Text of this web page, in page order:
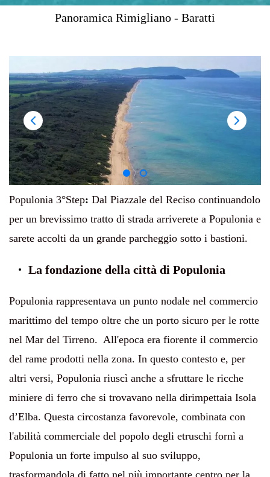
Panoramica Rimigliano - Baratti
Populonia 3°Step: Dal Piazzale del Reciso continuandolo
per un brevissimo tratto di strada arriverete a Populonia e
sarete accolti da un grande parcheggio sotto i bastioni.
La fondazione della città di Populonia
Populonia rappresentava un punto nodale nel commercio
marittimo del tempo oltre che un porto sicuro per le rotte
nel Mar del Tirreno. All'epoca era fiorente il commercio
del rame prodotti nella zona. In questo contesto e, per
altri versi, Populonia riuscì anche a sfruttare le ricche
miniere di ferro che si trovavano nella dirimpettaia Isola
d’Elba. Questa circostanza favorevole, combinata con
l'abilità commerciale del popolo degli etruschi fornì a
Populonia un forte impulso al suo sviluppo,
trasformandola di fatto nel più importante centro per la